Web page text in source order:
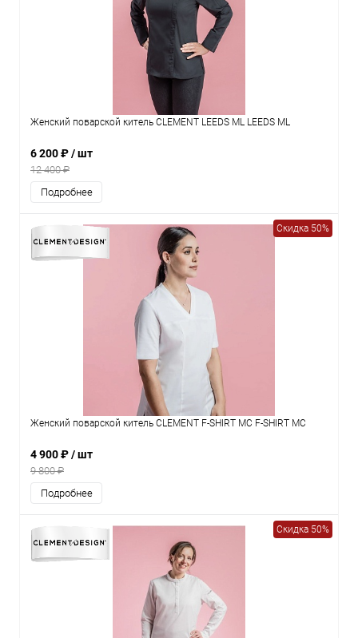
Женский поварской китель CLEMENT LEEDS ML LEEDS ML
6 200 ₽/ шт
12 400 ₽
Подробнее
Скидка 50%
Женский поварской китель CLEMENT F-SHIRT MC F-SHIRT MC
4 900 ₽/ шт
9 800 ₽
Подробнее
Скидка 50%